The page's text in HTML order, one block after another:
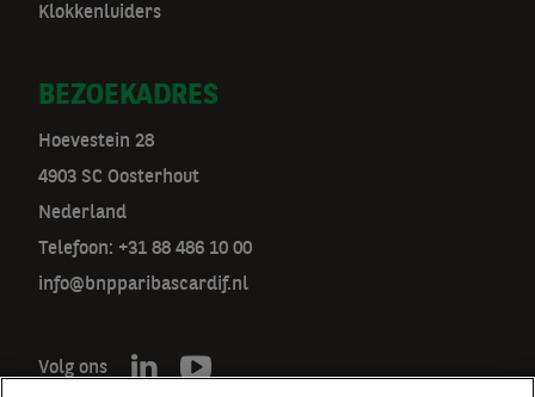
Klokkenluiders
BEZOEKADRES
Hoevestein 28
4903 SC Oosterhout
Nederland
Telefoon: +31 88 486 10 00
info@bnpparibascardif.nl
Volg ons